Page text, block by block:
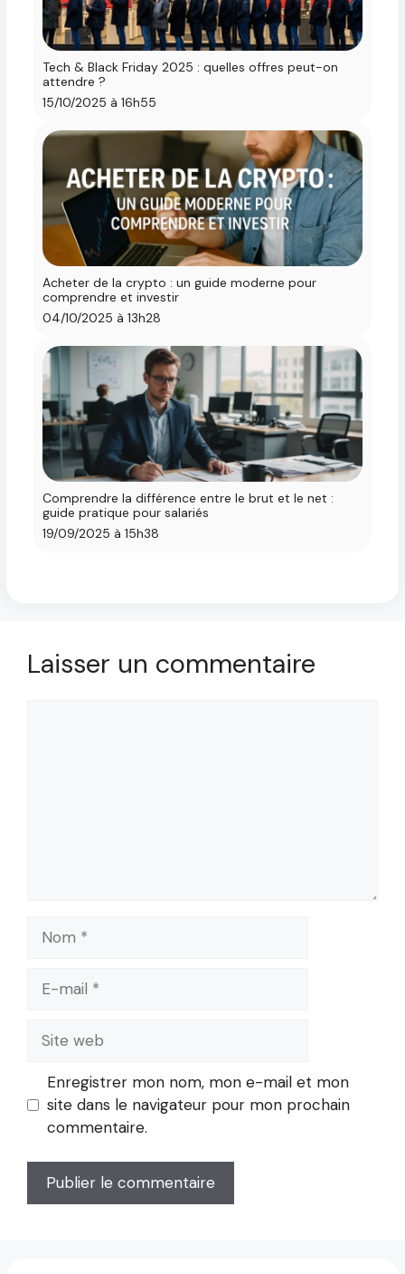
Tech & Black Friday 2025 : quelles offres peut-on
attendre ?
15/10/2025 à 16h55
Acheter de la crypto : un guide moderne pour
comprendre et investir
04/10/2025 à 13h28
Comprendre la différence entre le brut et le net :
guide pratique pour salariés
19/09/2025 à 15h38
Laisser un commentaire
mail
Site
web
Enregistrer mon nom, mon e-mail et mon
site dans le navigateur pour mon prochain
commentaire.